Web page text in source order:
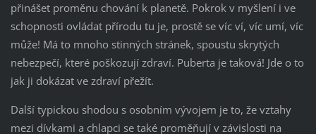
přinášet proměnu chování k planetě. Pokrok v myšlení i ve
schopnosti ovládat přírodu tu je, prostě se víc ví, víc umí, víc
může! Má to mnoho stinných stránek, spoustu skrytých
nebezpečí, které poškozují zdraví. Puberta je taková! Jde o to
jak ji dokázat ve zdraví přežít.
Další typickou shodou s osobním vývojem je to, že vztahy
mezi dívkami a chlapci se také proměňují v závislosti na